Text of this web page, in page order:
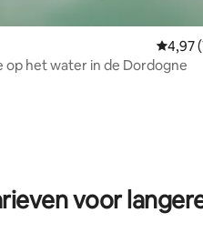
van 4,86 op 5, 49 recensies
4,97
op het water in de Dordogne
voor